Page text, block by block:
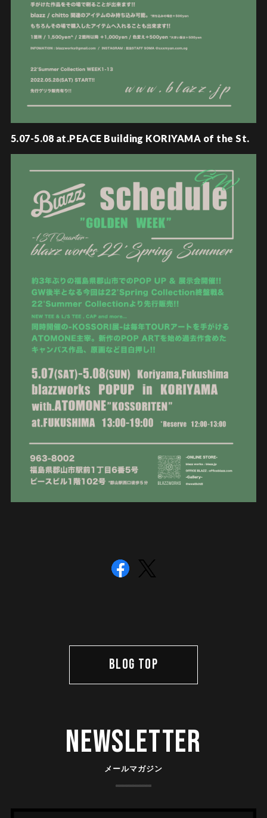
5.07-5.08 at.PEACE Building KORIYAMA of the St.
BLOG TOP
Newsletter
メールマガジン